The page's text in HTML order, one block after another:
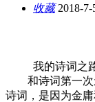
收藏2018-7-
我的诗词之
和诗词第一次
诗词，是因为金